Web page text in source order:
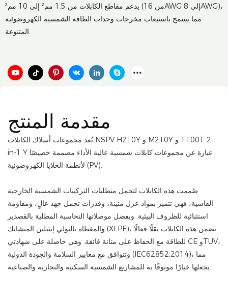
يدعم مقاطع الكابلات من 1.5 مم² إلى 10 مم² (من 16AWG إلى 8AWG)،
مما يسمح باستيعاب مخرجات وحدات الطاقة الشمسية الكهروضوئية
المتنوعة.
مقدمة المنتج
تُعد مجموعات أسلاك الكابلات NSPV H210Y و M210Y و T100T 2-
in-1 Y عبارة عن مجموعات كابلات شمسية عالية الأداء مصممة خصيصًا
لأنظمة الخلايا الكهروضوئية (PV).
صُممت هذه الكابلات لتحمل متطلبات التركيبات الشمسية الخارجية
القاسية، فهي تتميز بمواد عزل متينة، وقدرات تحمل جهد عالٍ، ومقاومة
استثنائية للظروف البيئية. وبفضل موصلاتها النحاسية المطلية بالقصدير
والمغطاة بالبولي إيثيلين المتشابك (XLPE)، تضمن هذه الكابلات نقلًا فعالًا
للطاقة مع الحفاظ على متانة فائقة. وهي حاصلة على شهادتي CE وTUV،
وتتوافق مع معايير السلامة والجودة الدولية (IEC62852:2014)، مما
يجعلها خيارًا موثوقًا به للمشاريع الشمسية السكنية والتجارية والصناعية.